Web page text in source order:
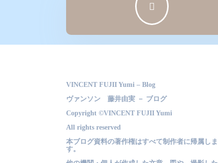

VINCENT FUJII Yumi – Blog
ヴァンソン 藤井由実 － ブログ
Copyright ©VINCENT FUJII Yumi
All rights reserved
本ブログ資料の著作権はすべて制作者に帰属しま
す。